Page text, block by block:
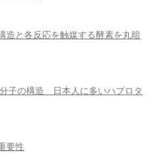
造と各反応を触媒する酵素を丸暗
子の構造 日本人に多いハプロタ
要性